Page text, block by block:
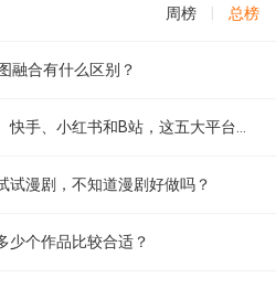
周榜 总榜
融合有什么区别？
试漫剧，不知道漫剧好做吗？
少个作品比较合适？